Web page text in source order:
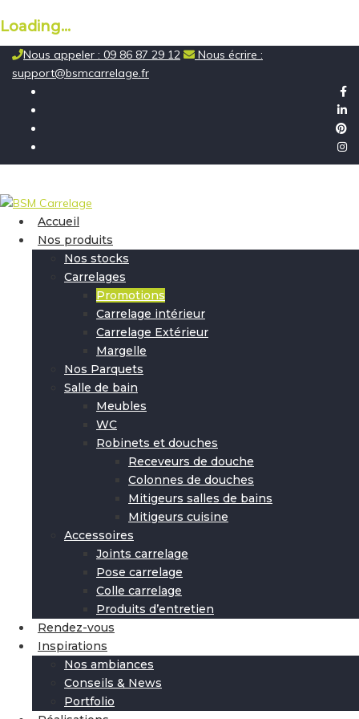
Loading...
Skip
content
Nous appeler : 09 86 87 29 12
Nous écrire :
support@bsmcarrelage.fr
Accueil
Nos produits
Nos stocks
Carrelages
Promotions
Carrelage intérieur
Carrelage Extérieur
Margelle
Nos Parquets
Salle de bain
Meubles
WC
Robinets et douches
Receveurs de douche
Colonnes de douches
Mitigeurs salles de bains
Mitigeurs cuisine
Accessoires
Joints carrelage
Pose carrelage
Colle carrelage
Produits d’entretien
Rendez-vous
Inspirations
Nos ambiances
Conseils & News
Portfolio